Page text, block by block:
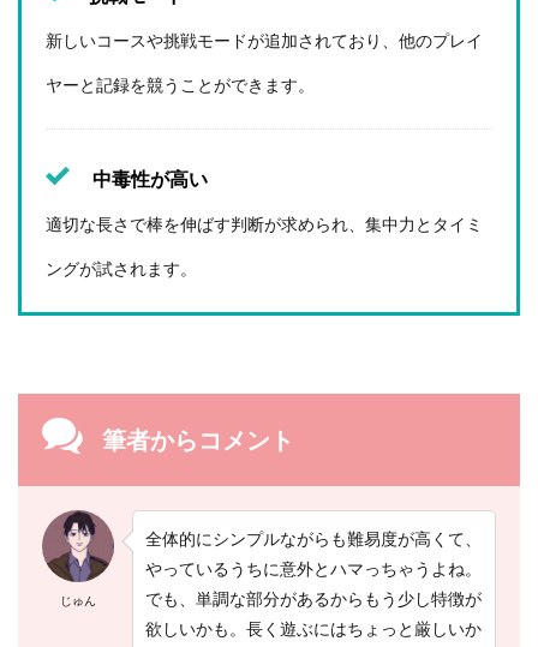
新しいコースや挑戦モードが追加されており、他のプレイ
ヤーと記録を競うことができます。
中毒性が高い
適切な長さで棒を伸ばす判断が求められ、集中力とタイミ
ングが試されます。
筆者からコメント
じゅん
全体的にシンプルながらも難易度が高くて、
やっているうちに意外とハマっちゃうよね。
でも、単調な部分があるからもう少し特徴が
欲しいかも。長く遊ぶにはちょっと厳しいか